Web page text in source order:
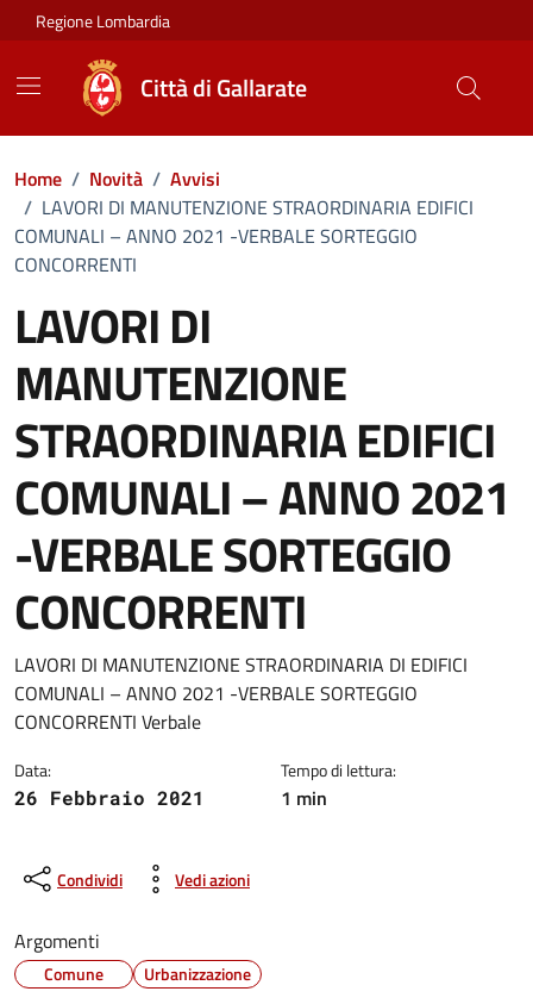
Vai ai contenuti
Vai al footer
Regione Lombardia
Città di Gallarate
Home / Novità / Avvisi
/ LAVORI DI MANUTENZIONE STRAORDINARIA EDIFICI
COMUNALI – ANNO 2021 -VERBALE SORTEGGIO
CONCORRENTI
LAVORI DI
MANUTENZIONE
STRAORDINARIA EDIFICI
COMUNALI – ANNO 2021
-VERBALE SORTEGGIO
CONCORRENTI
Dettagli della notizia
LAVORI DI MANUTENZIONE STRAORDINARIA DI EDIFICI
COMUNALI – ANNO 2021 -VERBALE SORTEGGIO
CONCORRENTI Verbale
Data:
26 Febbraio 2021
Tempo di lettura:
1 min
Condividi Vedi azioni
Argomenti
Comune Urbanizzazione